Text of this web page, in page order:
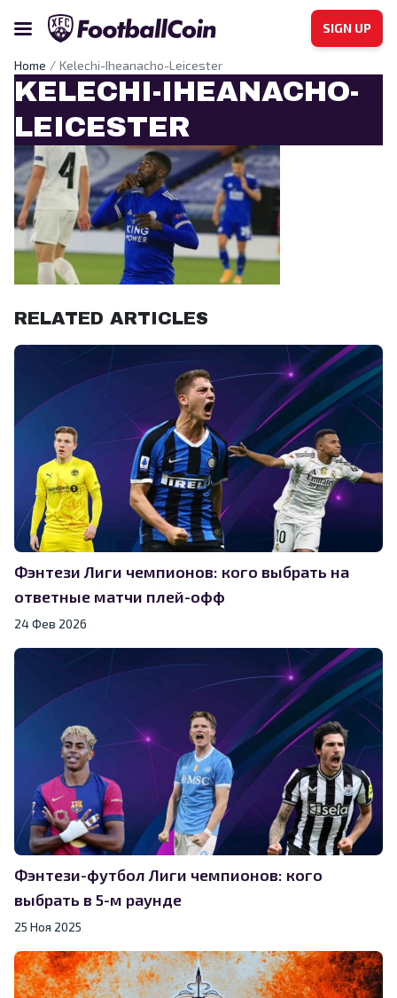
SIGN UP
Home Kelechi-Iheanacho-Leicester
KELECHI-IHEANACHO-
LEICESTER
RELATED ARTICLES
Фэнтези Лиги чемпионов: кого выбрать на
ответные матчи плей-офф
24 Фев 2026
Фэнтези-футбол Лиги чемпионов: кого
выбрать в 5-м раунде
25 Ноя 2025